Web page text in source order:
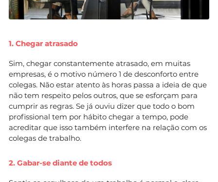
1. Chegar atrasado
Sim, chegar constantemente atrasado, em muitas
empresas, é o motivo número 1 de desconforto entre
colegas. Não estar atento às horas passa a ideia de que
não tem respeito pelos outros, que se esforçam para
cumprir as regras. Se já ouviu dizer que todo o bom
profissional tem por hábito chegar a tempo, pode
acreditar que isso também interfere na relação com os
colegas de trabalho.
2. Gabar-se diante de todos